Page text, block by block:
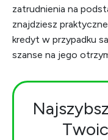
zatrudnienia na
znajdziesz
kredyt w przypadku
szanse na jego